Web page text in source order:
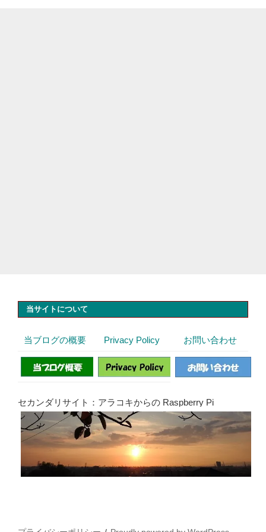
当サイトについて
当ブログの概要 Privacy Policy お問い合わせ
セカンダリサイト：アラコキからの Raspberry Pi